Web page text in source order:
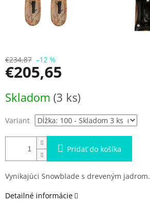
€234,87 –12 %
€205,65
cena:
Skladom (3 ks)
Variant
Pridať do košíka
Vynikajúci Snowblade s dreveným jadrom.
Detailné informácie